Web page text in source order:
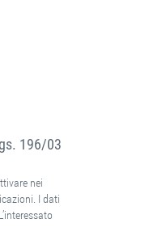
196/03
nei
I dati